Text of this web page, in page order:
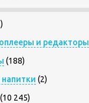
и редакторы
(188)
напитки (2)
(10 245)